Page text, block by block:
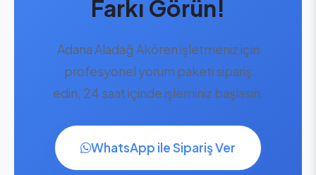
Farkı Görün!
Adana Aladağ Akören işletmeniz için
profesyonel yorum paketi sipariş
edin, 24 saat içinde işleminiz başlasın.
WhatsApp ile Sipariş Ver